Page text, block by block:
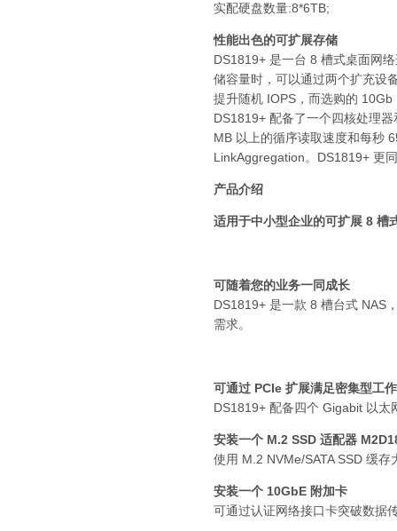
实配硬盘数量:8*6TB;
性能出色的可扩展存储
DS1819+ 是一台 8 槽式桌面网
储容量时，可以通过两个扩充设
提升随机 IOPS，而选购的
DS1819+ 配备了一个四核处理
MB 以上的循序读取速度和每秒
LinkAggregation。DS1819+ 更
产品介绍
适用于中小型企业的可扩展 8 槽
可随着您的业务一同成长
DS1819+ 是一款 8 槽台式 NAS
需求。
可通过 PCIe 扩展满足密集型工
DS1819+ 配备四个 Gigabit 以
安装一个 M.2 SSD 适配器
使用 M.2 NVMe/SATA SSD 缓存
安装一个 10GbE 附加卡
可通过认证网络接口卡突破数据